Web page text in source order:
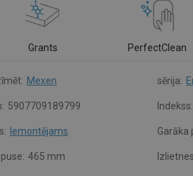
Grants PerfectClean
Mexen sērija:
5907709189799 Indekss:
Iemontējams Garāka
465 mm